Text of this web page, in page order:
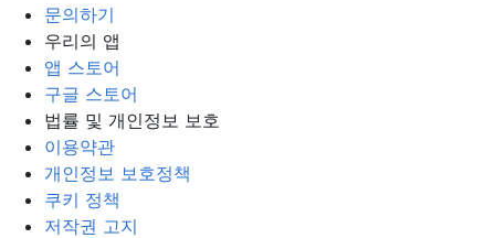
문의하기
우리의 앱
앱 스토어
구글 스토어
법률 및 개인정보 보호
이용약관
개인정보 보호정책
쿠키 정책
저작권 고지